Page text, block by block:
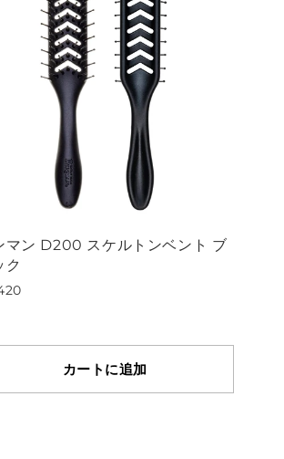
マン D200 スケルトンベント ブ
ク
カートに追加